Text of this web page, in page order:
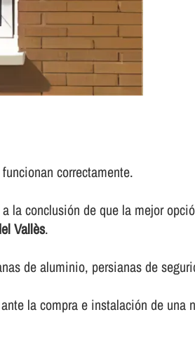
correctamente.
la conclusión de que la mejor
Vallès.
de aluminio, persianas de
la compra e instalación de una